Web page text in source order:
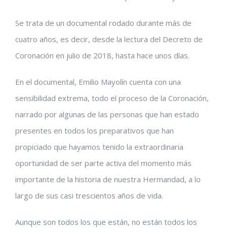
Se trata de un documental rodado durante más de
cuatro años, es decir, desde la lectura del Decreto de
Coronación en julio de 2018, hasta hace unos días.
En el documental, Emilio Mayolín cuenta con una
sensibilidad extrema, todo el proceso de la Coronación,
narrado por algunas de las personas que han estado
presentes en todos los preparativos que han
propiciado que hayamos tenido la extraordinaria
oportunidad de ser parte activa del momento más
importante de la historia de nuestra Hermandad, a lo
largo de sus casi trescientos años de vida.
Aunque son todos los que están, no están todos los